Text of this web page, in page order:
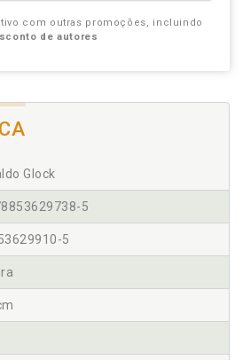
com outras promoções, incluindo
de autores
Glock
5
5